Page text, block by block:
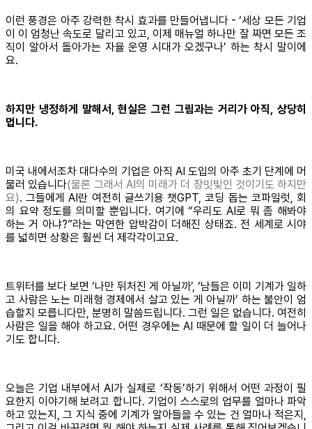
이런 풍경은 아주 강력한 착시 효과를 만들어냅니다 - ‘세상 모든 기업
이 이 엄청난 속도로 달리고 있고, 이제 매뉴얼 하나만 잘 짜면 모든 조
직이 알아서 돌아가는 자율 운영 시대가 오겠구나’ 하는 착시 말이에
요.
하지만 냉정하게 말해서, 현실은 그런 그림과는 거리가 아직, 상당히
멉니다.
미국 내에서조차 대다수의 기업은 아직 AI 도입의 아주 초기 단계에 머
물러 있습니다(물론 그래서 AI의 미래가 더 장밋빛인 것이기도 하지만
요). 그들에게 AI란 여전히 글쓰기용 챗GPT, 코딩 돕는 코파일럿, 회
의 요약 정도를 의미할 뿐입니다. 여기에 “우리도 AI로 뭐 좀 해봐야
하는 거 아냐?”라는 막연한 압박감이 더해진 상태죠. 전 세계로 시야
를 넓히면 상황은 훨씬 더 제각각이고요.
트위터를 보다 보면 ‘나만 뒤처진 게 아닐까’, ‘남들은 이미 기계가 일하
고 사람은 노는 미래형 경제에서 살고 있는 게 아닐까’ 하는 불안이 엄
습할지 모릅니다만, 분명히 말씀드립니다. 그런 일은 없습니다. 여전히
사람은 일을 해야 하고요. 어떤 경우에는 AI 때문에 할 일이 더 늘어나
기도 합니다.
오늘은 기업 내부에서 AI가 실제로 ‘작동’하기 위해서 어떤 과정이 필
요한지 이야기해 보려고 합니다. 기업이 스스로의 업무를 얼마나 파악
하고 있는지, 그 지식 중에 기계가 알아들을 수 있는 건 얼마나 적은지,